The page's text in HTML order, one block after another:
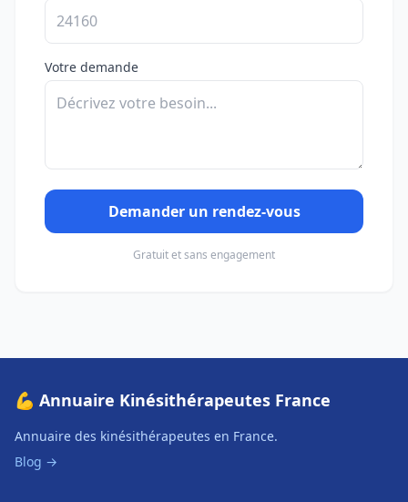
Votre demande
Demander un rendez-vous
Gratuit et sans engagement
💪 Annuaire Kinésithérapeutes France
Annuaire des kinésithérapeutes en France.
Blog →